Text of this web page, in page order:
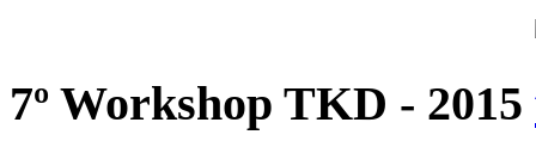
7º Workshop TKD - 2015